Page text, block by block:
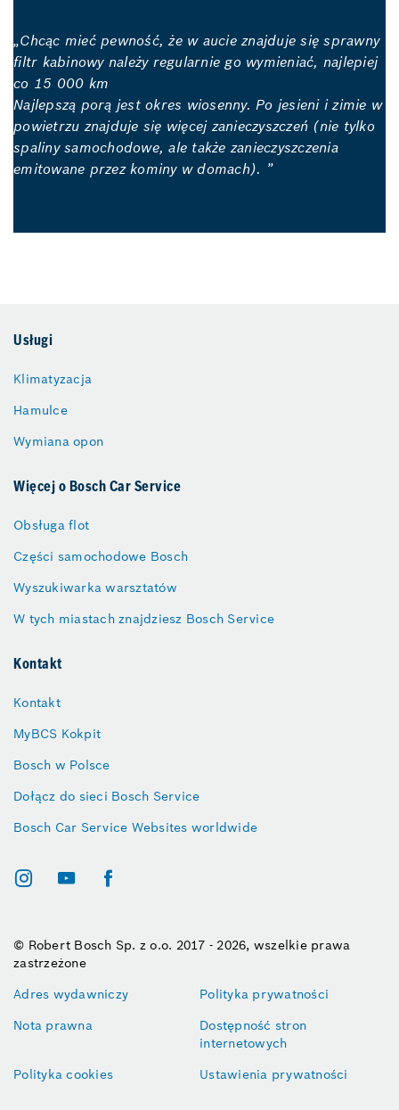
„Chcąc mieć pewność, że w aucie znajduje się sprawny
filtr kabinowy należy regularnie go wymieniać, najlepiej
co 15 000 km
Najlepszą porą jest okres wiosenny. Po jesieni i zimie w
powietrzu znajduje się więcej zanieczyszczeń (nie tylko
spaliny samochodowe, ale także zanieczyszczenia
emitowane przez kominy w domach). ”
Usługi
Klimatyzacja
Hamulce
Wymiana opon
Więcej o Bosch Car Service
Obsługa flot
Części samochodowe Bosch
Wyszukiwarka warsztatów
W tych miastach znajdziesz Bosch Service
Kontakt
Kontakt
MyBCS Kokpit
Bosch w Polsce
Dołącz do sieci Bosch Service
Bosch Car Service Websites worldwide
© Robert Bosch Sp. z o.o. 2017 - 2026, wszelkie prawa
zastrzeżone
Adres wydawniczy
Polityka prywatności
Nota prawna
Dostępność stron
internetowych
Polityka cookies
Ustawienia prywatności